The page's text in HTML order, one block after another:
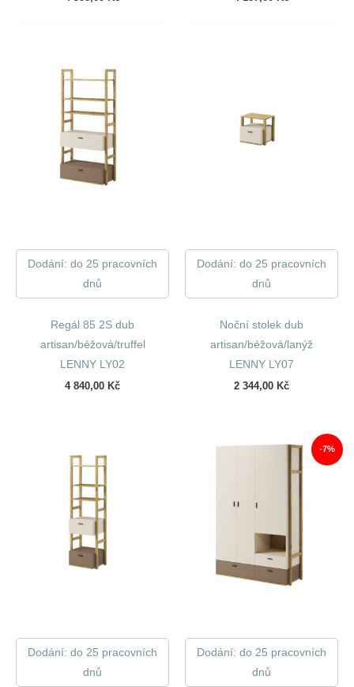
Dodání: do 25 pracovních
dnů
Regál 85 2S dub
artisan/béžová/truffel
LENNY LY02
4 840,00 Kč
Dodání: do 25 pracovních
dnů
Noční stolek dub
artisan/béžová/lanýž
LENNY LY07
2 344,00 Kč
Dodání: do 25 pracovních
dnů
-7%
Dodání: do 25 pracovních
dnů